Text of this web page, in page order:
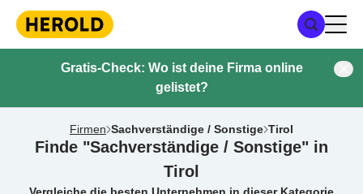
Gratis-Check: Wo ist deine Firma online
gelistet?
Firmen Sachverständige / Sonstige Tirol
Finde "Sachverständige / Sonstige" in
Tirol